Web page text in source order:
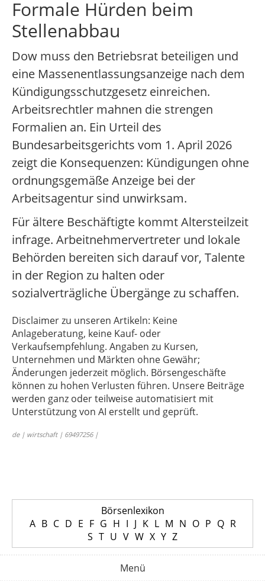
Formale Hürden beim
Stellenabbau
Dow muss den Betriebsrat beteiligen und
eine Massenentlassungsanzeige nach dem
Kündigungsschutzgesetz einreichen.
Arbeitsrechtler mahnen die strengen
Formalien an. Ein Urteil des
Bundesarbeitsgerichts vom 1. April 2026
zeigt die Konsequenzen: Kündigungen ohne
ordnungsgemäße Anzeige bei der
Arbeitsagentur sind unwirksam.
Für ältere Beschäftigte kommt Altersteilzeit
infrage. Arbeitnehmervertreter und lokale
Behörden bereiten sich darauf vor, Talente
in der Region zu halten oder
sozialverträgliche Übergänge zu schaffen.
Disclaimer zu unseren Artikeln: Keine
Anlageberatung, keine Kauf- oder
Verkaufsempfehlung. Angaben zu Kursen,
Unternehmen und Märkten ohne Gewähr;
Änderungen jederzeit möglich. Börsengeschäfte
können zu hohen Verlusten führen. Unsere Beiträge
werden ganz oder teilweise automatisiert mit
Unterstützung von AI erstellt und geprüft.
de | wirtschaft | 69497256 |
Börsenlexikon
A B C D E F G H I J K L M N O P Q R
S T U V W X Y Z
Menü